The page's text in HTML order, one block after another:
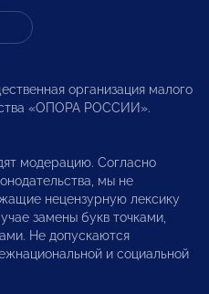
организация малого
«ОПОРА РОССИИ».
модерацию. Согласно
мы не
нецензурную лексику
замены букв точками,
Не допускаются
и социальной